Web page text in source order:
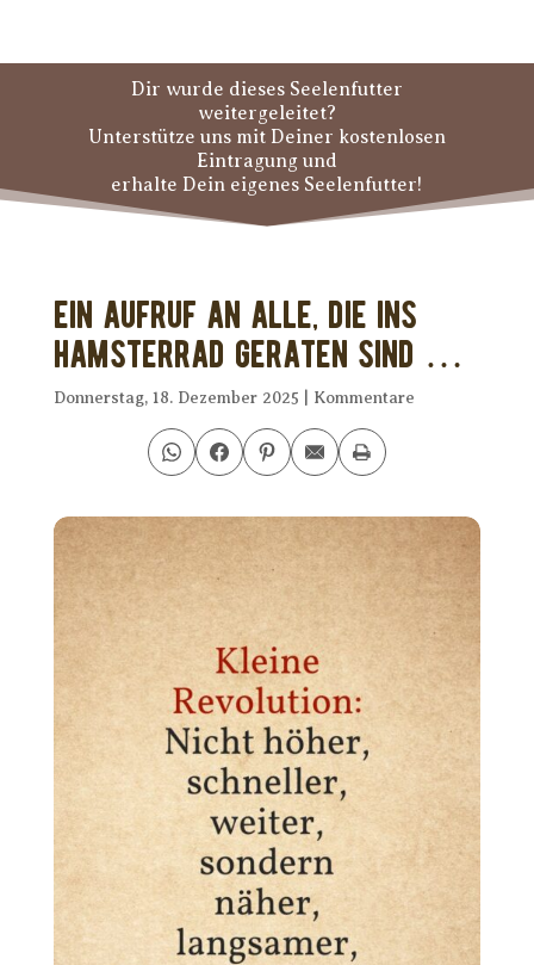
Dir wurde dieses Seelenfutter
weitergeleitet?
Unterstütze uns mit Deiner kostenlosen
Eintragung und
erhalte Dein eigenes Seelenfutter!
Ein Aufruf an alle, die ins
Hamsterrad geraten sind …
Donnerstag, 18. Dezember 2025 Kommentare